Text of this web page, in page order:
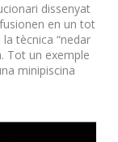
dissenyat
en un tot
tècnica “nedar
Tot un exemple
minipiscina